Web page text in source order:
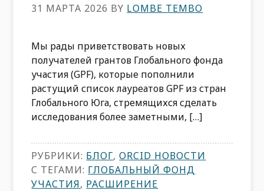
31 МАРТА 2026 BY LOMBE TEMBO
Мы рады приветствовать новых
получателей грантов Глобального фонда
участия (GPF), которые пополнили
растущий список лауреатов GPF из стран
Глобального Юга, стремящихся сделать
исследования более заметными, […]
РУБРИКИ: БЛОГ,ORCID НОВОСТИ
С ТЕГАМИ: ГЛОБАЛЬНЫЙ ФОНД
УЧАСТИЯ, РАСШИРЕНИЕ